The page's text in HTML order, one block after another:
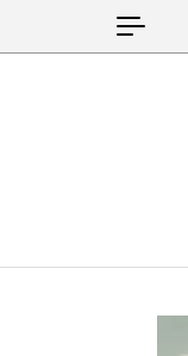
Skip to content